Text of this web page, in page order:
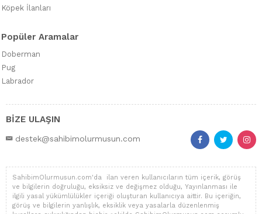
Köpek İlanları
Popüler Aramalar
Doberman
Pug
Labrador
BİZE ULAŞIN
destek@sahibimolurmusun.com
SahibimOlurmusun.com'da ilan veren kullanıcıların tüm içerik, görüş
ve bilgilerin doğruluğu, eksiksiz ve değişmez olduğu, Yayınlanması ile
ilgili yasal yükümlülükler içeriği oluşturan kullanıcıya aittir. Bu içeriğin,
görüş ve bilgilerin yanlışlık, eksiklik veya yasalarla düzenlenmiş